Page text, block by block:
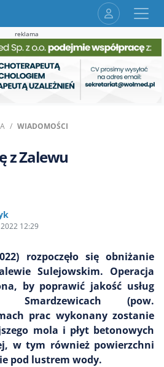
reklama
WIADOMOŚCI
z Zalewu
12:29
rozpoczęło się obniżanie
Sulejowskim. Operacja
by poprawić jakość usług
Smardzewicach (pow.
prac wykonany zostanie
mola i płyt betonowych
w tym również powierzchni
pod lustrem wody.